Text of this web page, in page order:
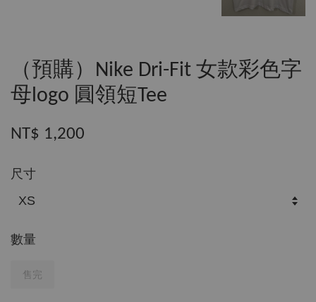
（預購）Nike Dri-Fit 女款彩色字
母logo 圓領短Tee
NT$ 1,200
尺寸
數量
售完